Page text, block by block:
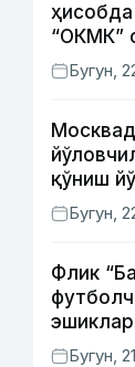
“ОКМК”
“Насаф”
Бугун,
қўниш
уринди
Бугун,
Флик
Бугун,